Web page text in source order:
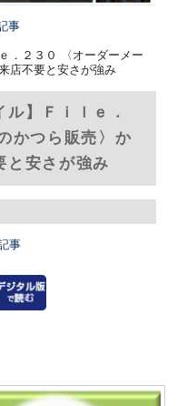
事
．２３０ 〈オーダーメー
店不要と安さが強み
ル】Ｆｉｌｅ．
かつら販売〉か
と安さが強み
事